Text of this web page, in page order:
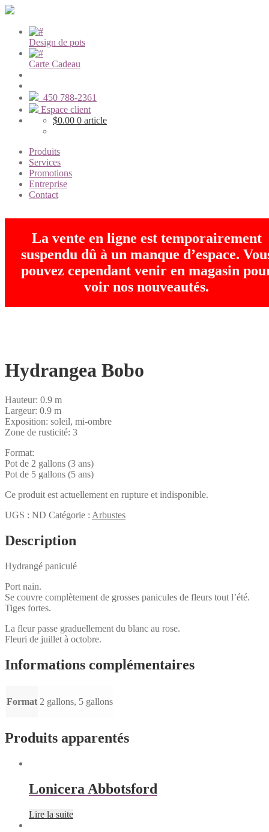
Design de pots
Carte Cadeau
450 788-2361
Espace client
$0.00 0 article
Produits
Services
Promotions
Entreprise
Contact
La vente en ligne est temporairement
suspendu dû à un manque d’espace.
pouvez cependant venir en magasin
voir nos nouveautés.
Hydrangea Bobo
Hauteur: 0.9 m
Largeur: 0.9 m
Exposition: soleil, mi-ombre
Zone de rusticité: 3
Format:
Pot de 2 gallons (3 ans)
Pot de 5 gallons (5 ans)
Ce produit est actuellement en rupture et indisponible.
UGS : ND Catégorie : Arbustes
Description
Hydrangé paniculé
Port nain.
Se couvre complètement de grosses panicules de fleurs tout l’été.
Tiges fortes.
La fleur passe graduellement du blanc au rose.
Fleuri de juillet à octobre.
Informations complémentaires
Format 2 gallons, 5 gallons
Produits apparentés
Lonicera Abbotsford
Lire la suite